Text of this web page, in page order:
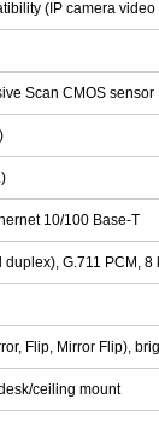
(IP camera
Scan CMOS sensor
10/100 Base-T
duplex), G.711 PCM,
Flip, Mirror Flip),
ceiling mount